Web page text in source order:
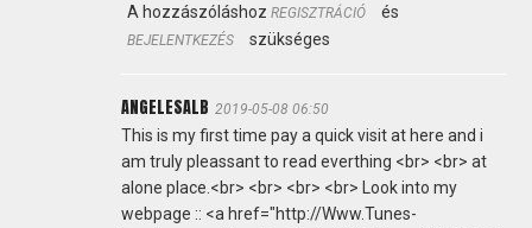
A hozzászóláshozREGISZTRÁCIÓ és
BEJELENTKEZÉS szükséges
ANGELESALB 2019-05-08 06:50
This is my first time pay a quick visit at here and i
am truly pleassant to read everthing <br> <br> at
alone place.<br> <br> <br> <br> Look into my
webpage :: <a href="http://Www.Tunes-